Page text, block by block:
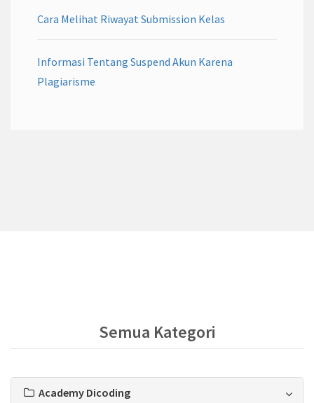
Cara Melihat Riwayat Submission Kelas
Informasi Tentang Suspend Akun Karena
Plagiarisme
Semua Kategori
Academy Dicoding